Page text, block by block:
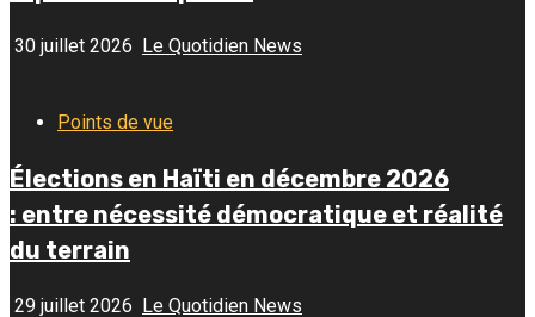
30 juillet 2026 Le Quotidien News
Points de vue
Élections en Haïti en décembre 2026
: entre nécessité démocratique et réalité
du terrain
29 juillet 2026 Le Quotidien News